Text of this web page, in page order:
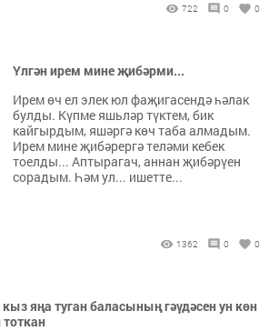
722 0 0
Үлгән ирем мине җибәрми...
Ирем өч ел элек юл фаҗигасендә һәлак
булды. Күпме яшьләр түктем, бик
кайгырдым, яшәргә көч таба алмадым.
Ирем мине җибәрергә теләми кебек
тоелды... Аптырагач, аннан җибәрүен
сорадым. Һәм ул... ишетте...
1362 0 0
яңа туган баласының гәүдәсен ун көн